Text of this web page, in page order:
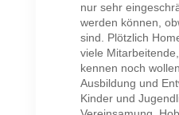
nur sehr
werden können,
sind. Plötzlich
viele
kennen noch
Ausbildung und
Kinder und